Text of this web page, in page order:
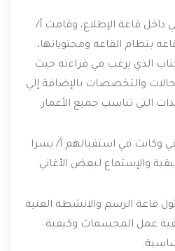
داخل قاعة الإطلاع، وقامت أ/
بنظام القاعه ومحتوياتها،
الذي يرغب في قراءته حيث
والتخصصات بالإضافة إلي
التي تناسب جميع الأعمار.
وكانت في استقبالهم أ/ يسرا
والإستماع لبعض الأغاني.
قاعة الرسم والانشطة الفنية
عمل المجسمات وكيفية